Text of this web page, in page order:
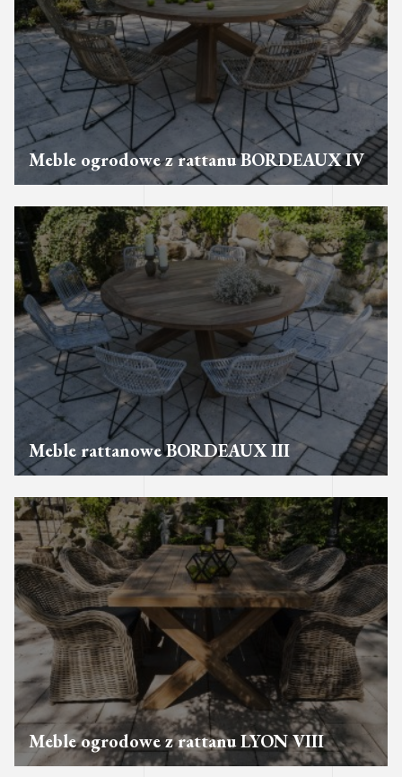
Meble ogrodowe z rattanu BORDEAUX IV
Meble rattanowe BORDEAUX III
Meble ogrodowe z rattanu LYON VIII